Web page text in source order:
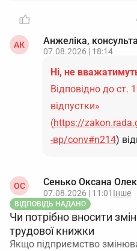
АК Анжеліка,
07.08.2026 | 18:14
Ні, не
Відповідно до ст.
відпустки»
(https://
-вр/conv#n214)
ОС Сенько Оксана
07.08.2026 | 11:01 Інше
ВІДПОВІДЬ НАДАНО
Чи потрібно вносити
трудової книжки
Якщо підприємство